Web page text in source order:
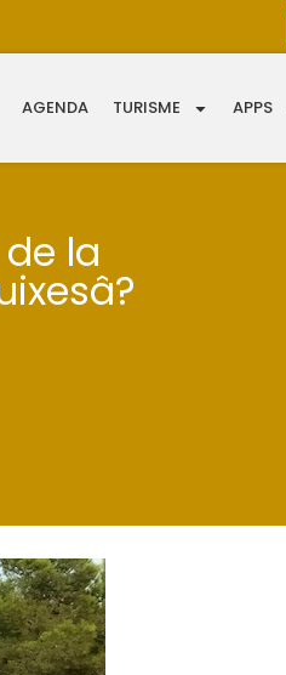
AGENDA TURISME APPS
la